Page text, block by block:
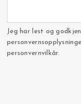
Jeg har lest og
personvernvilkår.